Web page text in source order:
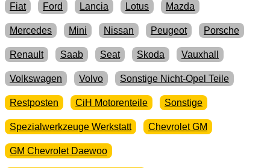
Fiat Ford Lancia Lotus Mazda
Mercedes Mini Nissan Peugeot Porsche
Renault Saab Seat Skoda Vauxhall
Volkswagen Volvo Sonstige Nicht-Opel Teile
Restposten CiH Motorenteile Sonstige
Spezialwerkzeuge Werkstatt Chevrolet GM
GM Chevrolet Daewoo